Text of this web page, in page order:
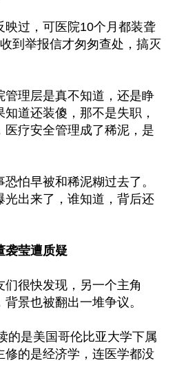
映过，可医院10个月都装聋
到举报信才匆匆查处，搞灭
管理层是真不知道，还是睁
道还装傻，那不是失职，
医疗安全管理成了稀泥，是
怕早被和稀泥糊过去了。
光出来了，谁知道，背后还
袭莹遭质疑
很快发现，另一个主角
景也被翻出一堆争议。
的是美国哥伦比亚大学下属
修的是经济学，连医学都没